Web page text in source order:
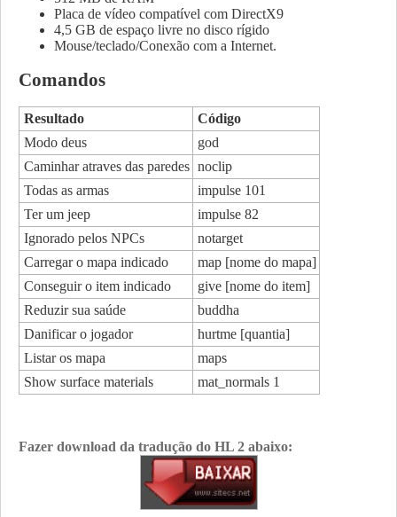
Placa de vídeo compatível com DirectX9
4,5 GB de espaço livre no disco rígido
Mouse/teclado/Conexão com a Internet.
Comandos
Resultado
Código
Modo deus
god
Caminhar atraves das paredes noclip
Todas as armas
impulse 101
Ter um jeep
impulse 82
Ignorado pelos NPCs
notarget
Carregar o mapa indicado
map [nome do mapa]
Conseguir o item indicado
give [nome do item]
Reduzir sua saúde
buddha
Danificar o jogador
hurtme [quantia]
Listar os mapa
maps
Show surface materials
mat_normals 1
Fazer download da tradução do HL 2 abaixo: